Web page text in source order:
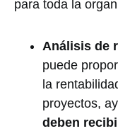
para toda la
Análisis de
puede
la
proyectos,
deben